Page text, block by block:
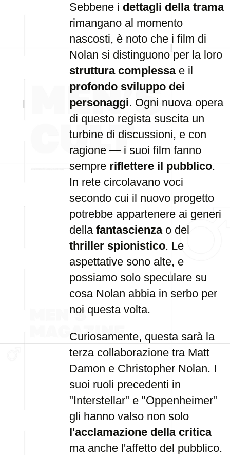
Sebbene i dettagli della trama
rimangano al momento
nascosti, è noto che i film di
Nolan si distinguono per la loro
struttura complessae il
profondo sviluppo dei
personaggi. Ogni nuova opera
di questo regista suscita un
turbine di discussioni, e con
ragione — i suoi film fanno
sempreriflettere il pubblico.
In rete circolavano voci
secondo cui il nuovo progetto
potrebbe appartenere ai generi
della fantascienzao del
thriller spionistico. Le
aspettative sono alte, e
possiamo solo speculare su
cosa Nolan abbia in serbo per
noi questa volta.
Curiosamente, questa sarà la
terza collaborazione tra Matt
Damon e Christopher Nolan. I
suoi ruoli precedenti in
"Interstellar" e "Oppenheimer"
gli hanno valso non solo
l'acclamazione della critica
ma anche l'affetto del pubblico.